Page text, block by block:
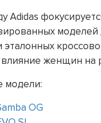
Adidas
моделей
эталонных
женщин на
модели:
OG